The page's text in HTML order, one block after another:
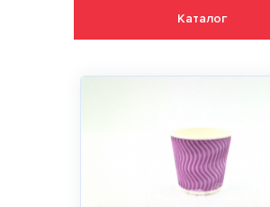
Каталог